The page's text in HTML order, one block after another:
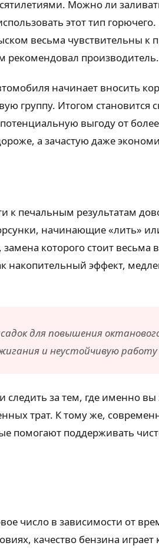
Можно ли
этот тип
весьма чувствительны к
рекомендовал производитель.
начинает вносить
группу. Итогом
выгоду от
а зачастую даже
к печальным результатам
начинающие «лить»
замена которого стоит
накопительный эффект,
для повышения
и неустойчивую
за тем, где именно
трат. К тому же,
поддерживать
число в зависимости от
качество бензина